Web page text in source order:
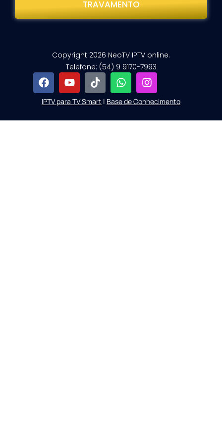
TRAVAMENTO
Copyright 2026 NeoTV IPTV online.
Telefone: (54) 9 9170-7993
IPTV para TV Smart | Base de Conhecimento